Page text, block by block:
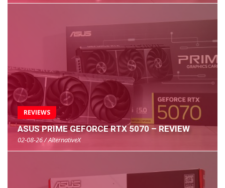
REVIEWS
ASUS PRIME GEFORCE RTX 5070 – REVIEW
02-08-26 / AlternativeX